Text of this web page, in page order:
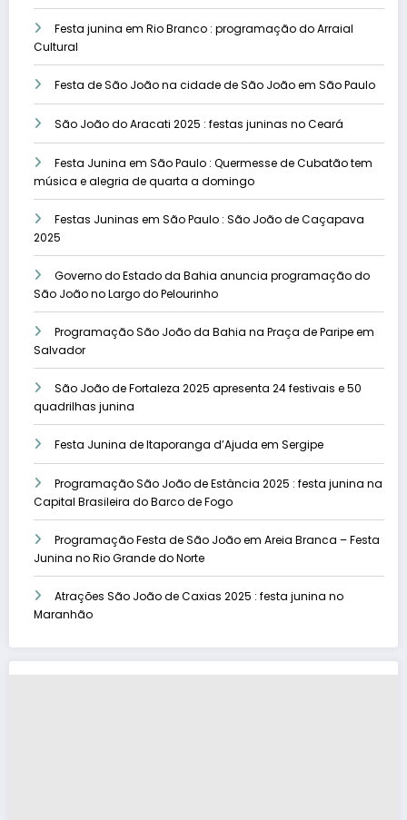
Festa junina em Rio Branco : programação do Arraial
Cultural
Festa de São João na cidade de São João em São Paulo
São João do Aracati 2025 : festas juninas no Ceará
Festa Junina em São Paulo : Quermesse de Cubatão tem
música e alegria de quarta a domingo
Festas Juninas em São Paulo : São João de Caçapava
2025
Governo do Estado da Bahia anuncia programação do
São João no Largo do Pelourinho
Programação São João da Bahia na Praça de Paripe em
Salvador
São João de Fortaleza 2025 apresenta 24 festivais e 50
quadrilhas junina
Festa Junina de Itaporanga d’Ajuda em Sergipe
Programação São João de Estância 2025 : festa junina na
Capital Brasileira do Barco de Fogo
Programação Festa de São João em Areia Branca – Festa
Junina no Rio Grande do Norte
Atrações São João de Caxias 2025 : festa junina no
Maranhão